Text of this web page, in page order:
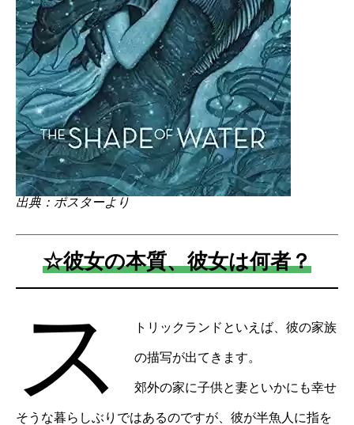
出典：ポスターより
☆彼女の本質、彼女は何者？
ス トリックランドといえば、彼の家族
の描写が出てきます。
郊外の家に子供と妻といかにも幸せ
そうな暮らしぶりではあるのですが、彼が半魚人に指を